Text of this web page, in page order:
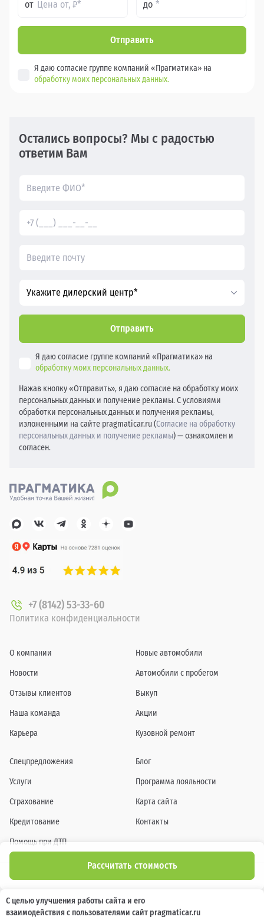
от до
Отправить
Я даю согласие группе компаний «Прагматика» на
обработку моих персональных данных.
Остались вопросы? Мы с радостью
ответим Вам
Укажите дилерский центр*
Отправить
Я даю согласие группе компаний «Прагматика» на
обработку моих персональных данных.
Нажав кнопку «Отправить», я даю согласие на обработку моих
персональных данных и получение рекламы. С условиями
обработки персональных данных и получения рекламы,
изложенными на сайте pragmaticar.ru (Согласие на обработку
персональных данных и получение рекламы) — ознакомлен и
согласен.
Рассчитать стоимость
+7 (8142) 53-33-60
Политика конфиденциальности
О компании
Новости
Отзывы клиентов
Наша команда
Карьера
Новые автомобили
Автомобили с пробегом
Выкуп
Акции
Кузовной ремонт
Спецпредложения
Услуги
Страхование
Кредитование
Помощь при ДТП
Блог
Программа лояльности
Карта сайта
Контакты
Информация о технических характеристиках, составе комплектаций, цветовой
гамме и стоимости автомобилей, а также действующих акциях, сроках и условиях
их проведения, указанных на сайте www.pragmaticar.ru, носит информационный
С целью улучшения работы сайта и его
взаимодействия с пользователями сайт pragmaticar.ru